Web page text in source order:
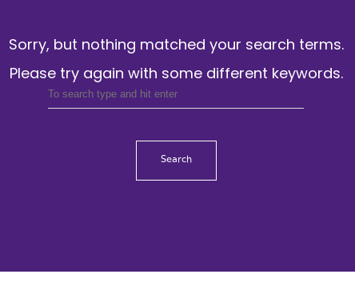
Sorry, but nothing matched your search terms.
Please try again with some different keywords.
Search